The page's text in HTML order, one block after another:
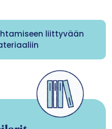
liittyvään